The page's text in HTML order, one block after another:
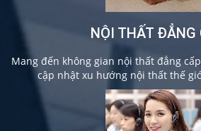
NỘI THẤT ĐẲNG
Mang đến không gian nội thất đẳng
cập nhật xu hướng nội thất thế